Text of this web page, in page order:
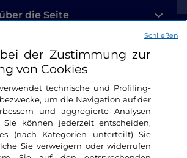
die Seite
der Zustimmung zur
von Cookies
technische und Profiling-
um die Navigation auf der
und aggregierte Analysen
Sie können jederzeit entscheiden,
(nach Kategorien unterteilt) Sie
Sie verweigern oder widerrufen
Schließen